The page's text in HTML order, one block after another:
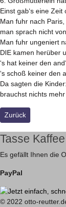
Einst gab‘s eine Zeit
Man fuhr nach
man sprach nicht
Man fuhr ungeniert
DIE kamen herüber
‘s hat keiner den
‘s schoß keiner den
Da sagten die
brauchst nichts
Vorheriger Beitrag:
Zurück
Tasse Kaffee
Es gefällt Ihnen die
PayPal
© 2022 otto-